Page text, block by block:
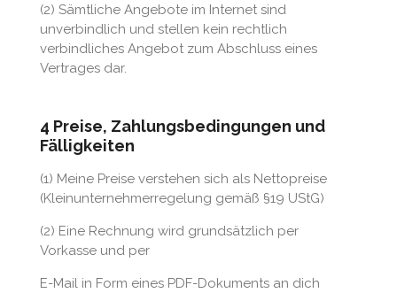
(2) Sämtliche Angebote im Internet sind
unverbindlich und stellen kein rechtlich
verbindliches Angebot zum Abschluss eines
Vertrages dar.
4 Preise, Zahlungsbedingungen und
Fälligkeiten
(1) Meine Preise verstehen sich als Nettopreise
(Kleinunternehmerregelung gemäß §19 UStG)
(2) Eine Rechnung wird grundsätzlich per
Vorkasse und per
E-Mail in Form eines PDF-Dokuments an dich